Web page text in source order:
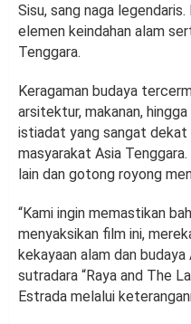
Sisu, sang naga
elemen keindahan alam
Tenggara.
Keragaman budaya
arsitektur, makanan,
istiadat yang sangat dekat
masyarakat Asia
lain dan gotong royong
“Kami ingin memastikan
menyaksikan film ini,
kekayaan alam dan budaya
sutradara “Raya and The
Estrada melalui